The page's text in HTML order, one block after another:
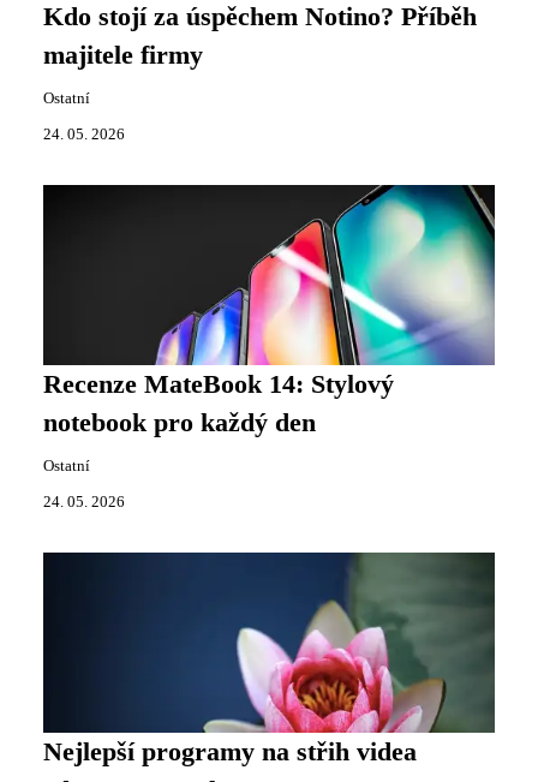
Kdo stojí za úspěchem Notino? Příběh
majitele firmy
Ostatní
24. 05. 2026
Recenze MateBook 14: Stylový
notebook pro každý den
Ostatní
24. 05. 2026
Nejlepší programy na střih videa